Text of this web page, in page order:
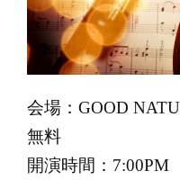
会場：GOOD
無料
開演時間：7:00PM